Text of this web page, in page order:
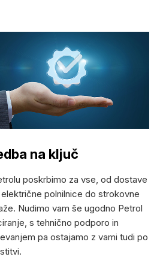
na ključ
poskrbimo za vse, od dostave
polnilnice do strokovne
Nudimo vam še ugodno Petrol
s tehnično podporo in
pa ostajamo z vami tudi po